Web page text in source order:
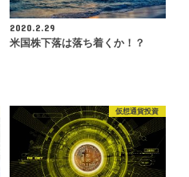
2020.2.29
米国株下落は落ち着くか！？
仮想通貨投資